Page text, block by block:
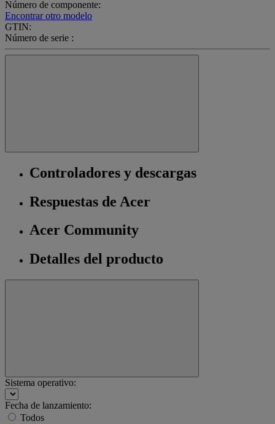
Número de componente:
Encontrar otro modelo
GTIN:
Número de serie :
Controladores y descargas
Respuestas de Acer
Acer Community
Detalles del producto
Sistema operativo:
Fecha de lanzamiento:
Todos